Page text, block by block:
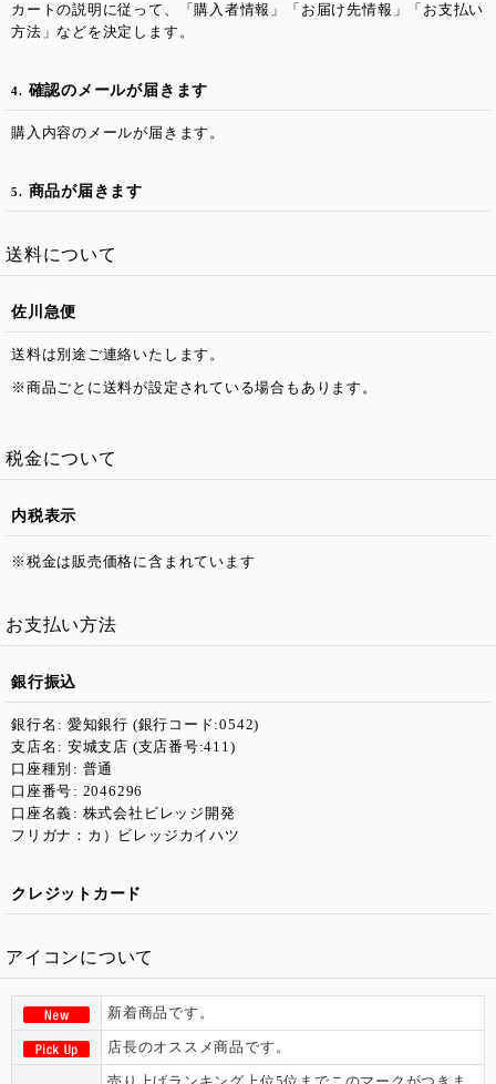
カートの説明に従って、「購入者情報」「お届け先情報」「お支払い
方法」などを決定します。
4. 確認のメールが届きます
購入内容のメールが届きます。
5. 商品が届きます
送料について
佐川急便
送料は別途ご連絡いたします。
※商品ごとに送料が設定されている場合もあります。
税金について
内税表示
※税金は販売価格に含まれています
お支払い方法
銀行振込
銀行名 : 愛知銀行 (銀行コード:0542)
支店名 : 安城支店 (支店番号:411)
口座種別 : 普通
口座番号 : 2046296
口座名義 : 株式会社ビレッジ開発
フリガナ：カ）ビレッジカイハツ
クレジットカード
アイコンについて
新着商品です。
店長のオススメ商品です。